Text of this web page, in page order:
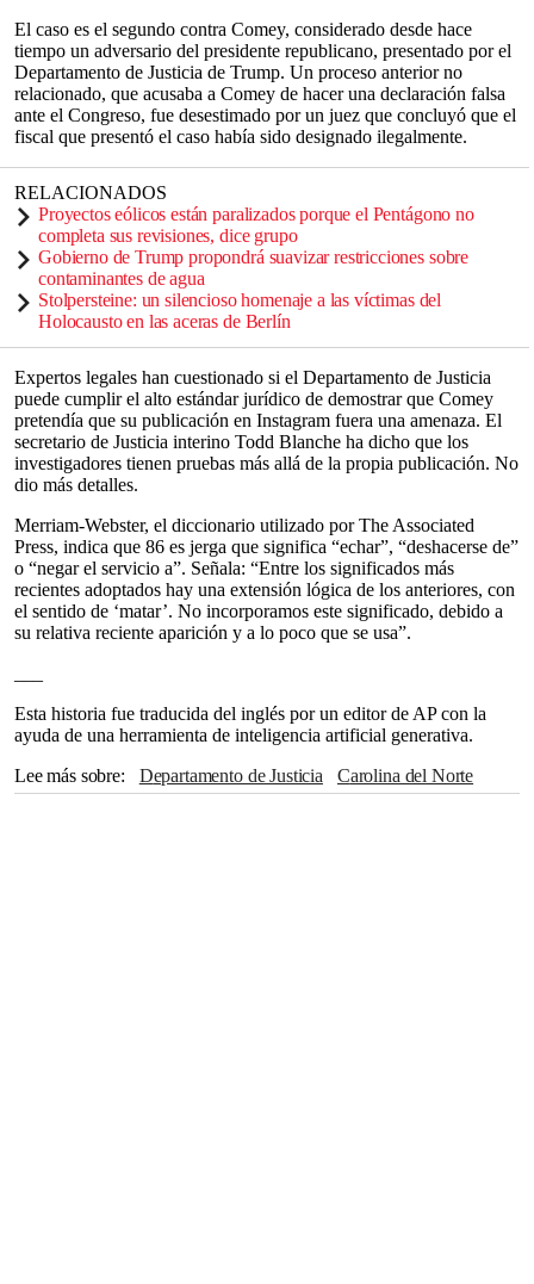
El caso es el segundo contra Comey, considerado desde hace
tiempo un adversario del presidente republicano, presentado por el
Departamento de Justicia de Trump. Un proceso anterior no
relacionado, que acusaba a Comey de hacer una declaración falsa
ante el Congreso, fue desestimado por un juez que concluyó que el
fiscal que presentó el caso había sido designado ilegalmente.
RELACIONADOS
Proyectos eólicos están paralizados porque el Pentágono no
completa sus revisiones, dice grupo
Gobierno de Trump propondrá suavizar restricciones sobre
contaminantes de agua
Stolpersteine: un silencioso homenaje a las víctimas del
Holocausto en las aceras de Berlín
Expertos legales han cuestionado si el Departamento de Justicia
puede cumplir el alto estándar jurídico de demostrar que Comey
pretendía que su publicación en Instagram fuera una amenaza. El
secretario de Justicia interino Todd Blanche ha dicho que los
investigadores tienen pruebas más allá de la propia publicación. No
dio más detalles.
Merriam-Webster, el diccionario utilizado por The Associated
Press, indica que 86 es jerga que significa “echar”, “deshacerse de”
o “negar el servicio a”. Señala: “Entre los significados más
recientes adoptados hay una extensión lógica de los anteriores, con
el sentido de ‘matar’. No incorporamos este significado, debido a
su relativa reciente aparición y a lo poco que se usa”.
Esta historia fue traducida del inglés por un editor de AP con la
ayuda de una herramienta de inteligencia artificial generativa.
Lee más sobre
Departamento de Justicia
Carolina del Norte